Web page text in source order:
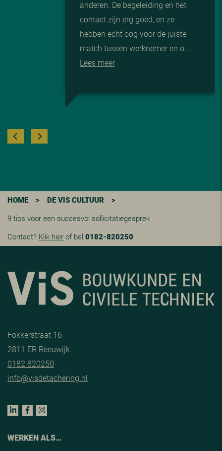
anderen. De begeleiding en het
contact zijn erg goed, en ze
hebben echt oog voor de juiste
match tussen werknemer en o…
Lees meer
HOME > DE VIS CULTUUR
>
9 tips voor een succesvol sollicitatiegesprek
Contact? Klik hier of bel 0182-820250
Fokkerstraat 16
2811 ER Reeuwijk
0182 820250
info@visdetachering.nl
WERKEN ALS…